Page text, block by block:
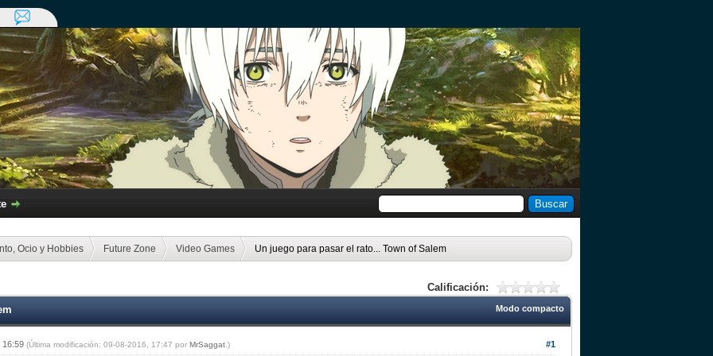
Ocio y Hobbies Future Zone Video Games Un juego para pasar el rato... Town of Salem
Calificación:
Modo compacto
#1
16:59(Última modificación: 09-08-2016, 17:47 porMrSaggat .)